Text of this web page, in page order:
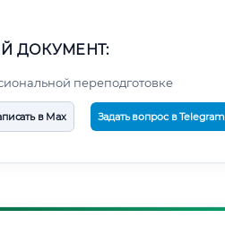
ДОКУМЕНТ:
переподготовке
в Max Задать вопрос в Telegram